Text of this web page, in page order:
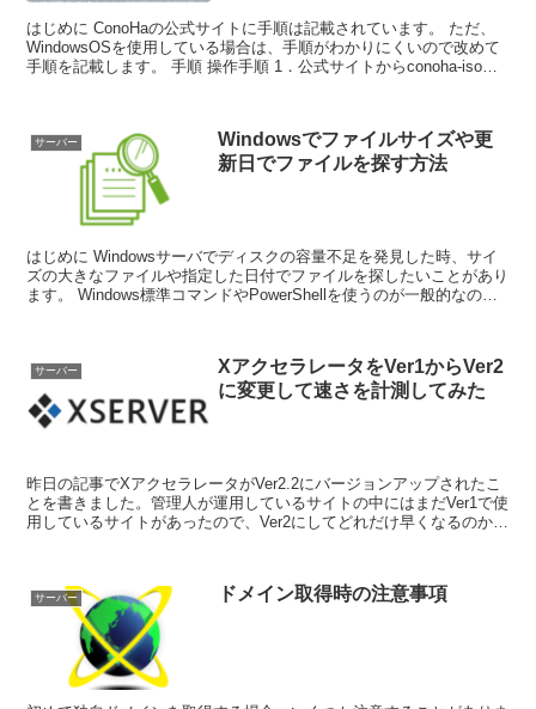
はじめに ConoHaの公式サイトに手順は記載されています。 ただ、
WindowsOSを使用している場合は、手順がわかりにくいので改めて
手順を記載します。 手順 操作手順 1．公式サイトからconoha-isoツ
サーバー
Windowsでファイルサイズや更
新日でファイルを探す方法
はじめに Windowsサーバでディスクの容量不足を発見した時、サイ
ズの大きなファイルや指定した日付でファイルを探したいことがあり
ます。 Windows標準コマンドやPowerShellを使うのが一般的なので
サーバー
XアクセラレータをVer1からVer2
に変更して速さを計測してみた
昨日の記事でXアクセラレータがVer2.2にバージョンアップされたこ
とを書きました。管理人が運用しているサイトの中にはまだVer1で使
用しているサイトがあったので、Ver2にしてどれだけ早くなるのか計
サーバー ドメイン取得時の注意事項